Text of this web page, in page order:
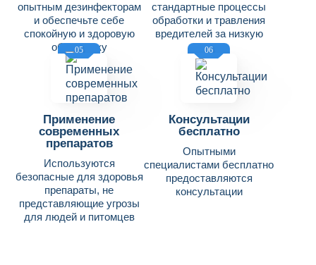
опытным дезинфекторам
и обеспечьте себе
спокойную и здоровую
обстановку
стандартные процессы
обработки и травления
вредителей за низкую
цену
05
Применение
современных
препаратов
Используются
безопасные для здоровья
препараты, не
представляющие угрозы
для людей и питомцев
06
Консультации
бесплатно
Опытными
специалистами бесплатно
предоставляются
консультации